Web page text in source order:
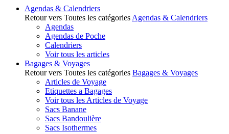
Agendas & Calendriers
Retour vers Toutes les catégories Agendas & Calendriers
Agendas
Agendas de Poche
Calendriers
Voir tous les articles
Bagages & Voyages
Retour vers Toutes les catégories Bagages & Voyages
Articles de Voyage
Etiquettes a Bagages
Voir tous les Articles de Voyage
Sacs Banane
Sacs Bandoulière
Sacs Isothermes